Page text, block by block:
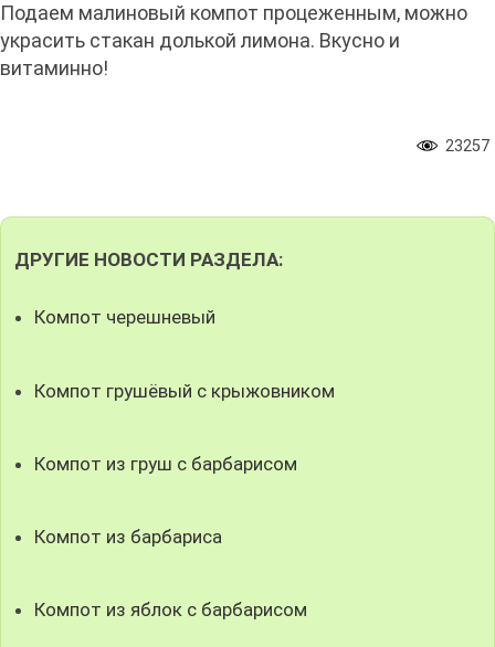
Подаем малиновый компот процеженным, можно
украсить стакан долькой лимона. Вкусно и
витаминно!
23257
ДРУГИЕ НОВОСТИ РАЗДЕЛА:
Компот черешневый
Компот грушёвый с крыжовником
Компот из груш с барбарисом
Компот из барбариса
Компот из яблок с барбарисом